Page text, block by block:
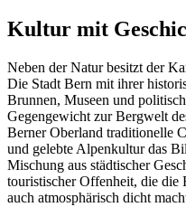
Kultur mit
Neben der Natur besitzt der
Die Stadt Bern mit ihrer
Brunnen, Museen und
Gegengewicht zur Bergwelt
Berner Oberland traditionelle
und gelebte Alpenkultur das
Mischung aus städtischer
touristischer Offenheit, die die
auch atmosphärisch dicht